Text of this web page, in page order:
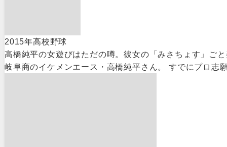
2015年高校野球
高橋純平の女遊びはただの噂。彼女の「みさちょす」ご
岐阜商のイケメンエース・高橋純平さん。 すでにプロ志